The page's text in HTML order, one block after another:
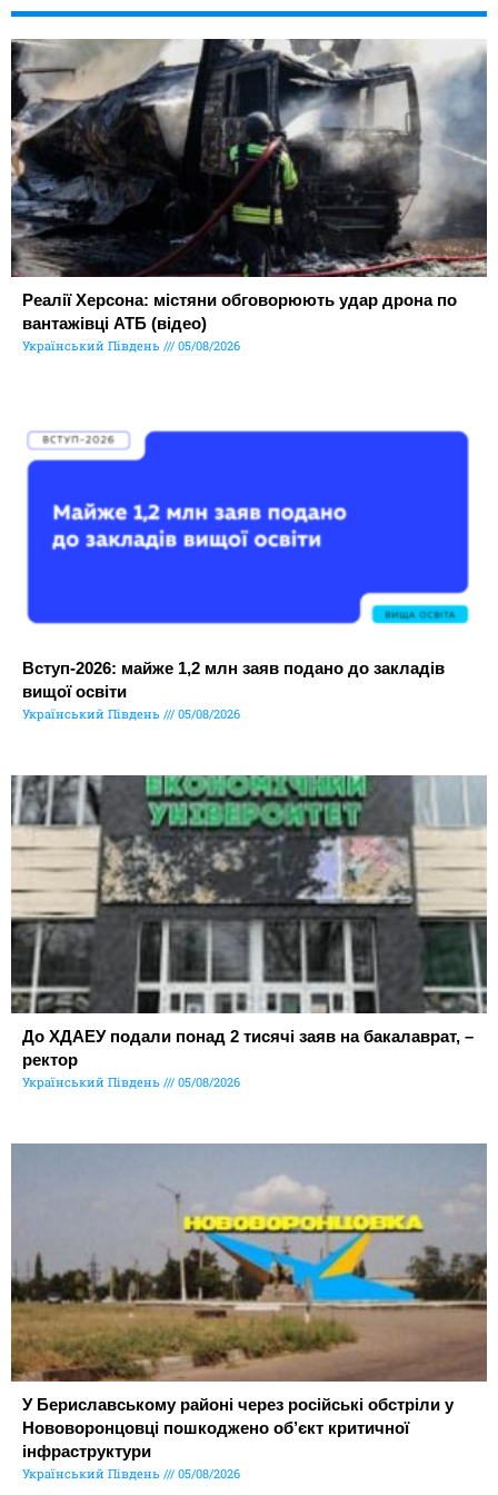
Реалії Херсона: містяни обговорюють удар дрона по
вантажівці АТБ (відео)
Український Південь 05/08/2026
Вступ-2026: майже 1,2 млн заяв подано до закладів
вищої освіти
Український Південь 05/08/2026
До ХДАЕУ подали понад 2 тисячі заяв на бакалаврат, –
ректор
Український Південь 05/08/2026
У Бериславському районі через російські обстріли у
Нововоронцовці пошкоджено об’єкт критичної
інфраструктури
Український Південь 05/08/2026